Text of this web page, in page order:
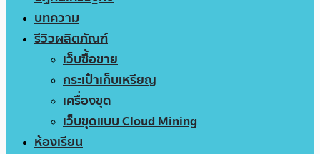
บทความ
รีวิวผลิตภัณฑ์
เว็บซื้อขาย
กระเป๋าเก็บเหรียญ
เครื่องขุด
เว็บขุดแบบ Cloud Mining
ห้องเรียน